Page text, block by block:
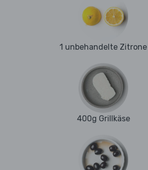
1 unbehandelte Zitrone
400g Grillkäse